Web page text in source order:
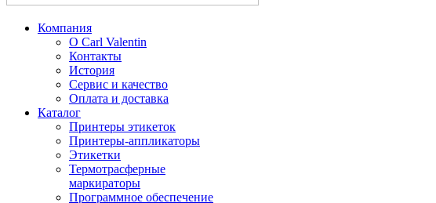
Компания
О Carl Valentin
Контакты
История
Сервис и качество
Оплата и доставка
Каталог
Принтеры этикеток
Принтеры-аппликаторы
Этикетки
Термотрасферные
маркираторы
Программное обеспечение